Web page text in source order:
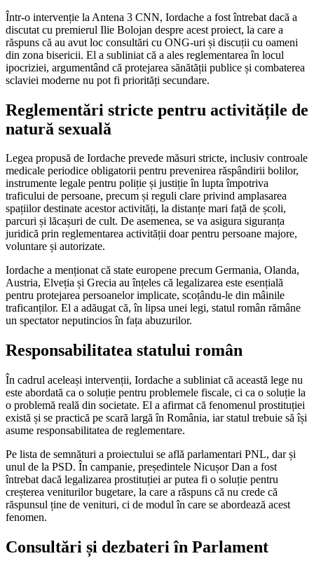
Într-o intervenție la Antena 3 CNN, Iordache a fost întrebat dacă a
discutat cu premierul Ilie Bolojan despre acest proiect, la care a
răspuns că au avut loc consultări cu ONG-uri și discuții cu oameni
din zona bisericii. El a subliniat că a ales reglementarea în locul
ipocriziei, argumentând că protejarea sănătății publice și combaterea
sclaviei moderne nu pot fi priorități secundare.
Reglementări stricte pentru activitățile de
natură sexuală
Legea propusă de Iordache prevede măsuri stricte, inclusiv controale
medicale periodice obligatorii pentru prevenirea răspândirii bolilor,
instrumente legale pentru poliție și justiție în lupta împotriva
traficului de persoane, precum și reguli clare privind amplasarea
spațiilor destinate acestor activități, la distanțe mari față de școli,
parcuri și lăcașuri de cult. De asemenea, se va asigura siguranța
juridică prin reglementarea activității doar pentru persoane majore,
voluntare și autorizate.
Iordache a menționat că state europene precum Germania, Olanda,
Austria, Elveția și Grecia au înțeles că legalizarea este esențială
pentru protejarea persoanelor implicate, scoțându-le din mâinile
traficanților. El a adăugat că, în lipsa unei legi, statul român rămâne
un spectator neputincios în fața abuzurilor.
Responsabilitatea statului român
În cadrul aceleași intervenții, Iordache a subliniat că această lege nu
este abordată ca o soluție pentru problemele fiscale, ci ca o soluție la
o problemă reală din societate. El a afirmat că fenomenul prostituției
există și se practică pe scară largă în România, iar statul trebuie să își
asume responsabilitatea de reglementare.
Pe lista de semnături a proiectului se află parlamentari PNL, dar și
unul de la PSD. În campanie, președintele Nicușor Dan a fost
întrebat dacă legalizarea prostituției ar putea fi o soluție pentru
creșterea veniturilor bugetare, la care a răspuns că nu crede că
răspunsul ține de venituri, ci de modul în care se abordează acest
fenomen.
Consultări și dezbateri în Parlament